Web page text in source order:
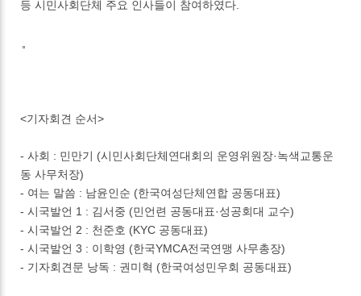
등 시민사회단체 주요 인사들이 참여하였다.
<기자회견 순서>
- 사회 : 민만기 (시민사회단체연대회의 운영위원장·녹색교통운
동 사무처장)
- 여는 말씀 : 남윤인순 (한국여성단체연합 공동대표)
- 시국발언 1 : 김서중 (민언련 공동대표·성공회대 교수)
- 시국발언 2 : 천준호 (KYC 공동대표)
- 시국발언 3 : 이학영 (한국YMCA전국연맹 사무총장)
- 기자회견문 낭독 : 권미혁 (한국여성민우회 공동대표)